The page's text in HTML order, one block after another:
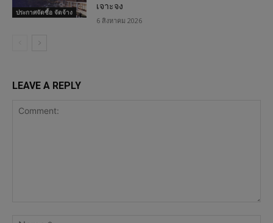
ประกาศจัดซื้อ จัดจ้าง
เจาะจง
6 สิงหาคม 2026
LEAVE A REPLY